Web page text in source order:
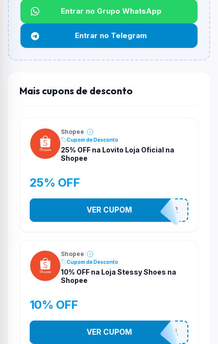
Funciona em qualquer produto?
Não necessariamente. Depende de itens participantes
e alguns vendedores ou produtos especificos podem
não aceitar cupons.
Entrar no Grupo WhatsApp
Entrar no Telegram
Mais cupons de desconto
Shopee
Cupom de Desconto
25% OFF na Lovito Loja Oficial na
Shopee
25% OFF
141525852
VER CUPOM
Shopee
Cupom de Desconto
10% OFF na Loja Stessy Shoes na
Shopee
10% OFF
STES2541
VER CUPOM